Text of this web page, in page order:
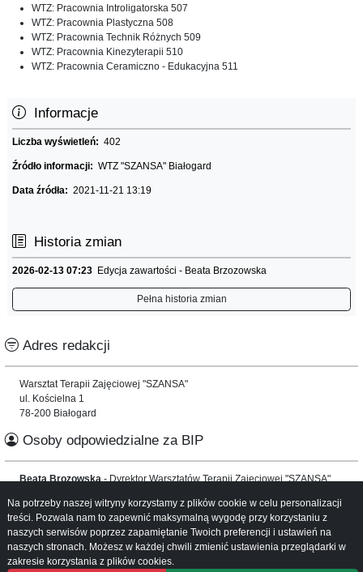
WTZ: Pracownia Introligatorska 507
WTZ: Pracownia Plastyczna 508
WTZ: Pracownia Technik Różnych 509
WTZ: Pracownia Kinezyterapii 510
WTZ: Pracownia Ceramiczno - Edukacyjna 511
Informacje
Liczba wyświetleń: 402
Źródło informacji: WTZ "SZANSA" Białogard
Data źródła: 2021-11-21 13:19
Historia zmian
2026-02-13 07:23 Edycja zawartości - Beata Brzozowska
Pełna historia zmian
Adres redakcji
Warsztat Terapii Zajęciowej "SZANSA"
ul. Kościelna 1
78-200 Białogard
Osoby odpowiedzialne za BIP
Beata Brozowska - Dyrektor Warsztatów Terapii Zajęciowej "SZANSA"
Informacje o serwisie
Mapa serwisu
Instrukcja obsługi
Na potrzeby naszej witryny korzystamy z plików cookie w celu personalizacji
treści. Pozwala nam to zapewnić maksymalną wygodę przy korzystaniu z
naszych serwisów poprzez zapamiętanie Twoich preferencji i ustawień na
naszych stronach. Możesz w każdej chwili zmienić ustawienia przeglądarki w
zakresie korzystania z plików cookies.